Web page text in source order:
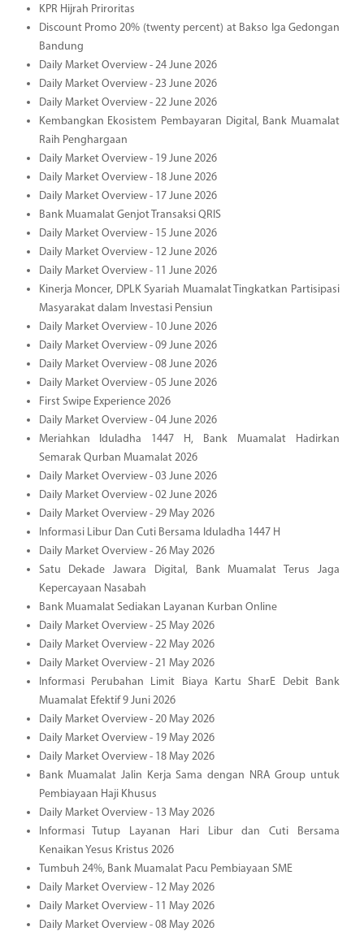
KPR Hijrah Priroritas
Discount Promo 20% (twenty percent) at Bakso Iga Gedongan
Bandung
Daily Market Overview - 24 June 2026
Daily Market Overview - 23 June 2026
Daily Market Overview - 22 June 2026
Kembangkan Ekosistem Pembayaran Digital, Bank Muamalat
Raih Penghargaan
Daily Market Overview - 19 June 2026
Daily Market Overview - 18 June 2026
Daily Market Overview - 17 June 2026
Bank Muamalat Genjot Transaksi QRIS
Daily Market Overview - 15 June 2026
Daily Market Overview - 12 June 2026
Daily Market Overview - 11 June 2026
Kinerja Moncer, DPLK Syariah Muamalat Tingkatkan Partisipasi
Masyarakat dalam Investasi Pensiun
Daily Market Overview - 10 June 2026
Daily Market Overview - 09 June 2026
Daily Market Overview - 08 June 2026
Daily Market Overview - 05 June 2026
First Swipe Experience 2026
Daily Market Overview - 04 June 2026
Meriahkan Iduladha 1447 H, Bank Muamalat Hadirkan
Semarak Qurban Muamalat 2026
Daily Market Overview - 03 June 2026
Daily Market Overview - 02 June 2026
Daily Market Overview - 29 May 2026
Informasi Libur Dan Cuti Bersama Iduladha 1447 H
Daily Market Overview - 26 May 2026
Satu Dekade Jawara Digital, Bank Muamalat Terus Jaga
Kepercayaan Nasabah
Bank Muamalat Sediakan Layanan Kurban Online
Daily Market Overview - 25 May 2026
Daily Market Overview - 22 May 2026
Daily Market Overview - 21 May 2026
Informasi Perubahan Limit Biaya Kartu SharE Debit Bank
Muamalat Efektif 9 Juni 2026
Daily Market Overview - 20 May 2026
Daily Market Overview - 19 May 2026
Daily Market Overview - 18 May 2026
Bank Muamalat Jalin Kerja Sama dengan NRA Group untuk
Pembiayaan Haji Khusus
Daily Market Overview - 13 May 2026
Informasi Tutup Layanan Hari Libur dan Cuti Bersama
Kenaikan Yesus Kristus 2026
Tumbuh 24%, Bank Muamalat Pacu Pembiayaan SME
Daily Market Overview - 12 May 2026
Daily Market Overview - 11 May 2026
Daily Market Overview - 08 May 2026